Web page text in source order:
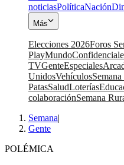
noticiasPolíticaNación
Más
Elecciones 2026Foros
PlayMundo
TVGenteEspeciales
UnidosVehículos
PatasSaludLoterías
colaboraciónSemana
Semana|
Gente
POLÉMICA